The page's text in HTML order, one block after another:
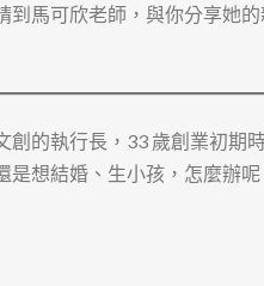
到馬可欣老師，與你分享她
創的執行長，33 歲創業初期
是想結婚、生小孩，怎麼辦呢